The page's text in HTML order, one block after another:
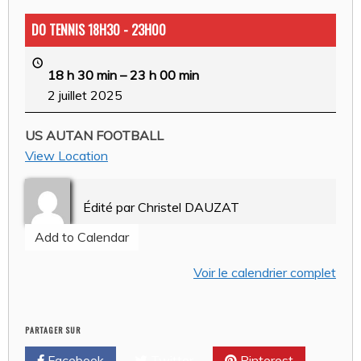
DO TENNIS 18H30 - 23H00
18 h 30 min –23 h 00 min
2 juillet 2025
US AUTAN FOOTBALL
View Location
Édité par Christel DAUZAT
Add to Calendar
Voir le calendrier complet
PARTAGER SUR